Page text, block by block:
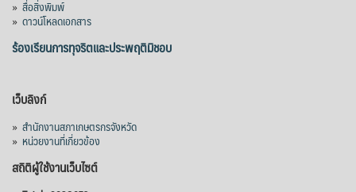
2576) โดยโครงการมีความจุ 99.50 ล้าน
ลูกบาศก์เมตร สามารถสนับสนุนพื้นที่
ชลประทานกว่า 87,700 ไร่ เพิ่ม
View on Facebook
» สื่อสิ่งพิมพ์
» ดาวน์โหลดเอกสาร
ร้องเรียนการทุจริตและประพฤติมิชอบ
เว็บลิงก์
» สำนักงานสภาเกษตรกรจังหวัด
» หน่วยงานที่เกี่ยวข้อง
สถิติผู้ใช้งานเว็บไซต์